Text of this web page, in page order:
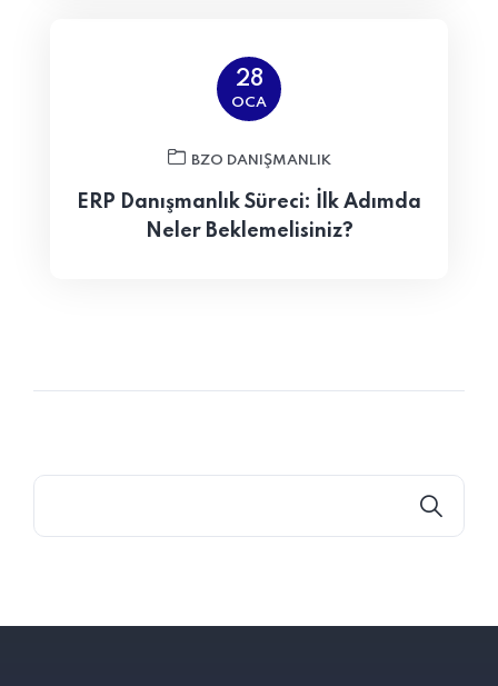
28
OCA
BZO DANIŞMANLIK
ERP Danışmanlık Süreci: İlk Adımda
Neler Beklemelisiniz?